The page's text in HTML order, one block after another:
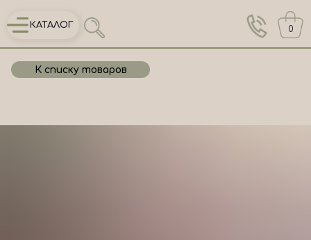
КАТАЛОГ 0
К списку товаров